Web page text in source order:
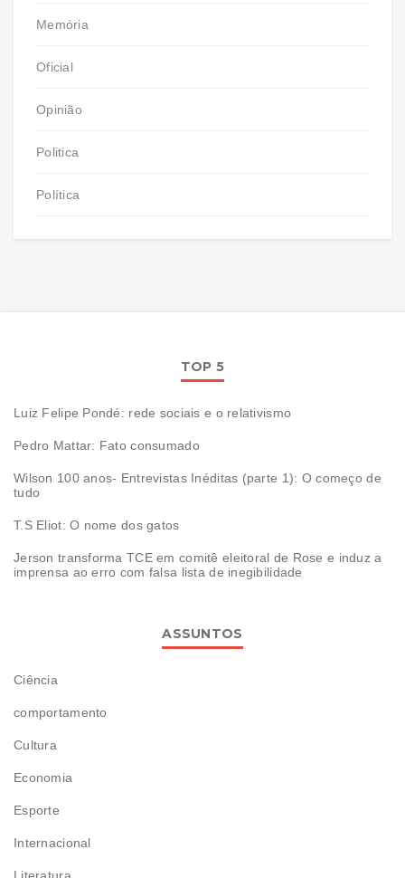
Memória
Oficial
Opinião
Politica
Política
TOP 5
Luiz Felipe Pondé: rede sociais e o relativismo
Pedro Mattar: Fato consumado
Wilson 100 anos- Entrevistas Inéditas (parte 1): O começo de
tudo
T.S Eliot: O nome dos gatos
Jerson transforma TCE em comitê eleitoral de Rose e induz a
imprensa ao erro com falsa lista de inegibilidade
ASSUNTOS
Ciência
comportamento
Cultura
Economia
Esporte
Internacional